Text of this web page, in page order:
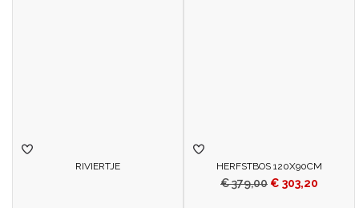
RIVIERTJE HERFSTBOS 120X90CM
€379,00 € 303,20